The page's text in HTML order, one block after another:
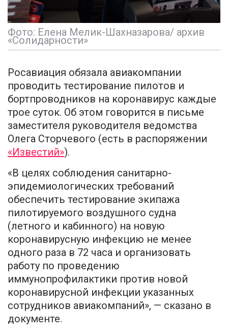
Фото: Елена Мелик-Шахназарова/ архив
«Солидарности»
Росавиация обязала авиакомпании
проводить тестирование пилотов и
бортпроводников на коронавирус каждые
трое суток. Об этом говорится в письме
заместителя руководителя ведомства
Олега Сторчевого (есть в распоряжении
«Известий»).
«В целях соблюдения санитарно-
эпидемиологических требований
обеспечить тестирование экипажа
пилотируемого воздушного судна
(летного и кабинного) на новую
коронавирусную инфекцию не менее
одного раза в 72 часа и организовать
работу по проведению
иммунопрофилактики против новой
коронавирусной инфекции указанных
сотрудников авиакомпаний», — сказано в
документе.